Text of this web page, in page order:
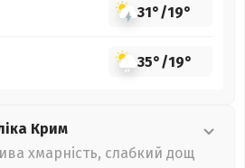
31°/19°
35°/19°
Крим
хмарність, слабкий дощ